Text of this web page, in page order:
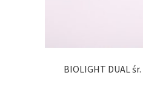
BIOLIGHT DUAL